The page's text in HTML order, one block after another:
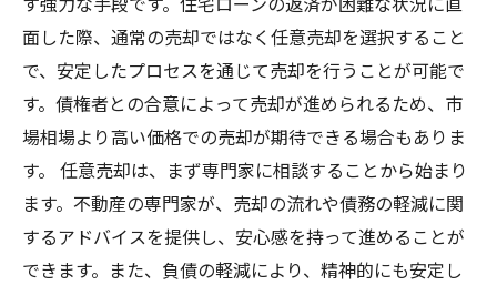
面した際、通常の売却ではなく任意売却を選択すること
で、安定したプロセスを通じて売却を行うことが可能で
す。債権者との合意によって売却が進められるため、市
場相場より高い価格での売却が期待できる場合もありま
す。 任意売却は、まず専門家に相談することから始まり
ます。不動産の専門家が、売却の流れや債務の軽減に関
するアドバイスを提供し、安心感を持って進めることが
できます。また、負債の軽減により、精神的にも安定し